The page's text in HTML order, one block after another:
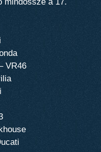
mindössze a 17.
VR46